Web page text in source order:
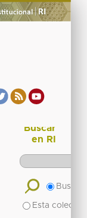
Buscar
en RI
Buscar
Esta